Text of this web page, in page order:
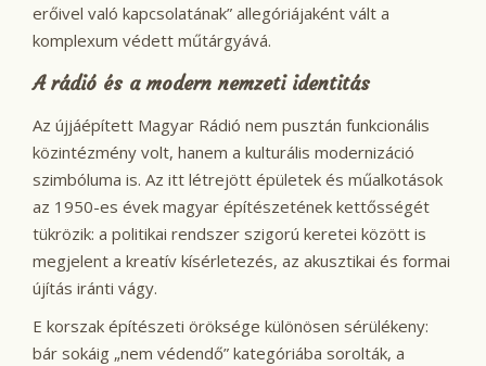
erőivel való kapcsolatának” allegóriájaként vált a
komplexum védett műtárgyává.
A rádió és a modern nemzeti identitás
Az újjáépített Magyar Rádió nem pusztán funkcionális
közintézmény volt, hanem a kulturális modernizáció
szimbóluma is. Az itt létrejött épületek és műalkotások
az 1950-es évek magyar építészetének kettősségét
tükrözik: a politikai rendszer szigorú keretei között is
megjelent a kreatív kísérletezés, az akusztikai és formai
újítás iránti vágy.
E korszak építészeti öröksége különösen sérülékeny:
bár sokáig „nem védendő” kategóriába sorolták, a